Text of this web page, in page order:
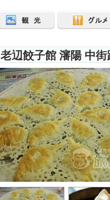
老辺餃子館 瀋陽 中街